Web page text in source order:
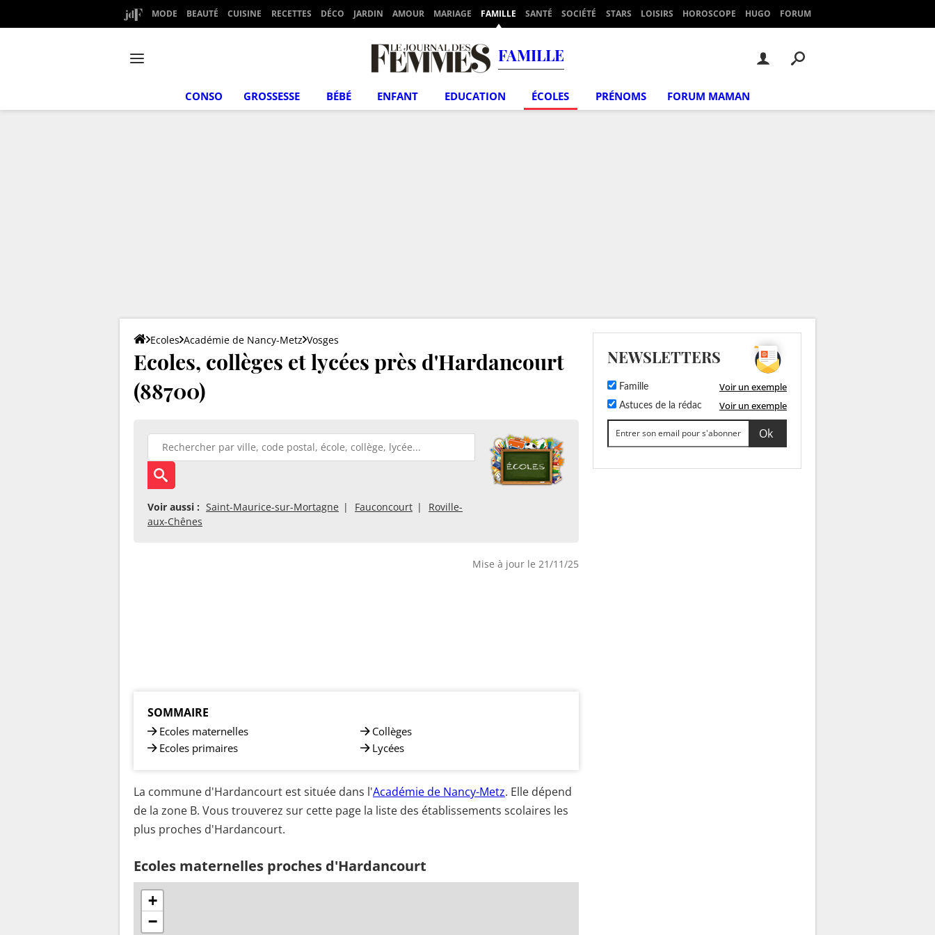
MODE BEAUTÉ CUISINE RECETTES DÉCO JARDIN AMOUR MARIAGE FAMILLE SANTÉ SOCIÉTÉ STARS LOISIRS HOROSCOPE HUGO FORUM
FAMILLE
CONSO GROSSESSE BÉBÉ ENFANT EDUCATION ÉCOLES PRÉNOMS FORUM MAMAN
Ecoles Académie de Nancy-Metz Vosges
Ecoles, collèges et lycées près d'Hardancourt
(88700)
Voir aussi : Saint-Maurice-sur-Mortagne Fauconcourt
Roville-
aux-Chênes
Mise à jour le 21/11/25
SOMMAIRE
Ecoles maternelles
Ecoles primaires
Collèges
Lycées
La commune d'Hardancourt est située dans l'Académie de Nancy-Metz. Elle dépend
de la zone B. Vous trouverez sur cette page la liste des établissements scolaires les
plus proches d'Hardancourt.
Ecoles maternelles proches d'Hardancourt
+
−
NEWSLETTERS
Famille Voir un exemple
Astuces de la rédac Voir un exemple